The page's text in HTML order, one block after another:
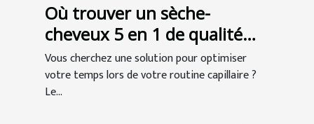
Où trouver un sèche-
cheveux 5 en 1 de qualité
professionnelle ?
Vous cherchez une solution pour optimiser
votre temps lors de votre routine capillaire ?
Le...